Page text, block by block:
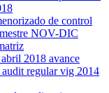
de control
NOV-DIC
2018 avance
regular vig 2014